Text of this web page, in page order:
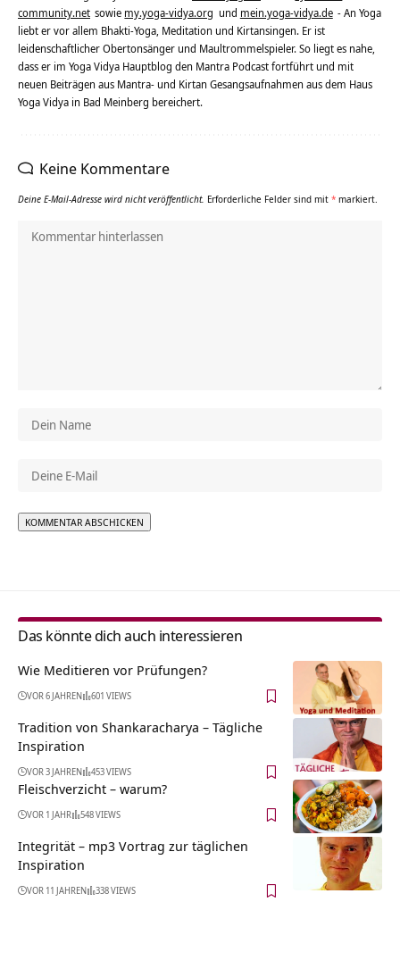
community.net sowie my.yoga-vidya.org und mein.yoga-vidya.de - An Yoga
liebt er vor allem Bhakti-Yoga, Meditation und Kirtansingen. Er ist
leidenschaftlicher Obertonsänger und Maultrommelspieler. So liegt es nahe,
dass er im Yoga Vidya Hauptblog den Mantra Podcast fortführt und mit
neuen Beiträgen aus Mantra- und Kirtan Gesangsaufnahmen aus dem Haus
Yoga Vidya in Bad Meinberg bereichert.
Keine Kommentare
Deine E-Mail-Adresse wird nicht veröffentlicht. Erforderliche Felder sind mit * markiert.
Das könnte dich auch interessieren
Wie Meditieren vor Prüfungen?
VOR 6 JAHREN 601 VIEWS
Tradition von Shankaracharya – Tägliche
Inspiration
VOR 3 JAHREN 453 VIEWS
Fleischverzicht – warum?
VOR 1 JAHR 548 VIEWS
Integrität – mp3 Vortrag zur täglichen
Inspiration
VOR 11 JAHREN 338 VIEWS